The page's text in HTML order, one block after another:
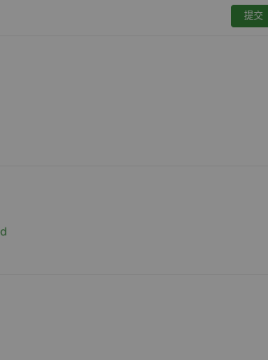
提交